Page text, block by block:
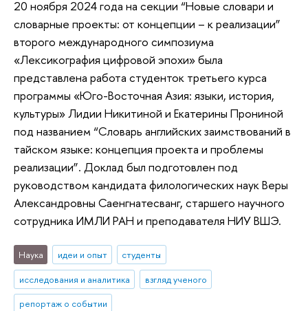
20 ноября 2024 года на секции “Новые словари и
словарные проекты: от концепции – к реализации”
второго международного симпозиума
«Лексикография цифровой эпохи» была
представлена работа студенток третьего курса
программы «Юго-Восточная Азия: языки, история,
культуры» Лидии Никитиной и Екатерины Прониной
под названием “Словарь английских заимствований в
тайском языке: концепция проекта и проблемы
реализации”. Доклад был подготовлен под
руководством кандидата филологических наук Веры
Александровны Саенгнатесванг, старшего научного
сотрудника ИМЛИ РАН и преподавателя НИУ ВШЭ.
Наука идеи и опыт
студенты
исследования и аналитика
взгляд ученого
репортаж о событии